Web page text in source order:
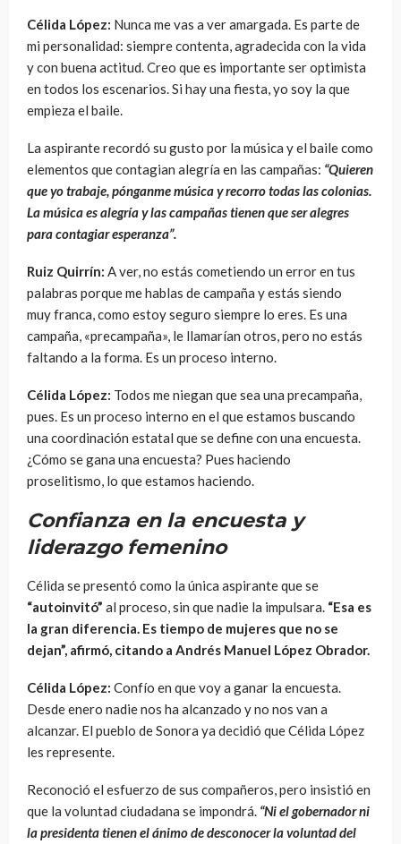
Célida López: Nunca me vas a ver amargada. Es parte de
mi personalidad: siempre contenta, agradecida con la vida
y con buena actitud. Creo que es importante ser optimista
en todos los escenarios. Si hay una fiesta, yo soy la que
empieza el baile.
La aspirante recordó su gusto por la música y el baile como
elementos que contagian alegría en las campañas: “Quieren
que yo trabaje, pónganme música y recorro todas las colonias.
La música es alegría y las campañas tienen que ser alegres
para contagiar esperanza”.
Ruiz Quirrín: A ver,no estás cometiendo un error en tus
palabras porque me hablas de campaña y estás siendo
muyfranca, como estoy seguro siempre lo eres. Es una
campaña, «precampaña», le llamarían otros,pero no estás
faltando a la forma. Es un proceso interno.
Célida López: Todos me niegan que sea una precampaña,
pues. Es un proceso interno en el que estamos buscando
una coordinación estatal que sedefine con una encuesta.
¿Cómo se gana una encuesta? Pues haciendo
proselitismo, lo que estamos haciendo.
Confianza en la encuesta y
liderazgo femenino
Célida se presentó como la única aspirante que se
“autoinvitó” al proceso, sin que nadie la impulsara. “Esa es
la gran diferencia. Es tiempo de mujeres que no se
dejan”, afirmó, citando a Andrés Manuel López Obrador.
Célida López: Confío en que voy a ganar la encuesta.
Desde enero nadie nos ha alcanzado y no nos van a
alcanzar. El pueblo de Sonora ya decidió que Célida López
les represente.
Reconoció el esfuerzo de sus compañeros, pero insistió en
que la voluntad ciudadana se impondrá. “Ni el gobernador ni
la presidenta tienen el ánimo de desconocer la voluntad del